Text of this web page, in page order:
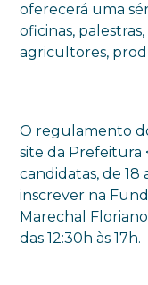
oferecerá uma
oficinas,
agricultores,
O regulamento
site da Prefeitura
candidatas, de 18
inscrever na
Marechal
das 12:30h às 17h.